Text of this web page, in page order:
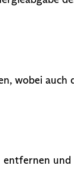
wobei auch
entfernen